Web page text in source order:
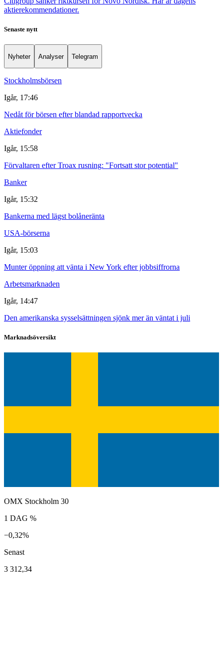
aktierekommendationer.
Senaste nytt
Nyheter Analyser Telegram
Stockholmsbörsen
Igår, 17:46
Nedåt för börsen efter blandad rapportvecka
Aktiefonder
Igår, 15:58
Förvaltaren efter Troax rusning: "Fortsatt stor potential"
Banker
Igår, 15:32
Bankerna med lägst bolåneränta
USA-börserna
Igår, 15:03
Munter öppning att vänta i New York efter jobbsiffrorna
Arbetsmarknaden
Igår, 14:47
Den amerikanska sysselsättningen sjönk mer än väntat i juli
Marknadsöversikt
OMX Stockholm 30
1 DAG %
−0,32%
Senast
3 312,34